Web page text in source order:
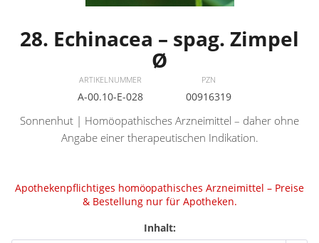
28. Echinacea – spag. Zimpel
Ø
ARTIKELNUMMER
A-00.10-E-028
PZN
00916319
Sonnenhut | Homöopathisches Arzneimittel – daher ohne
Angabe einer therapeutischen Indikation.
Apothekenpflichtiges homöopathisches Arzneimittel – Preise
& Bestellung nur für Apotheken.
Inhalt: